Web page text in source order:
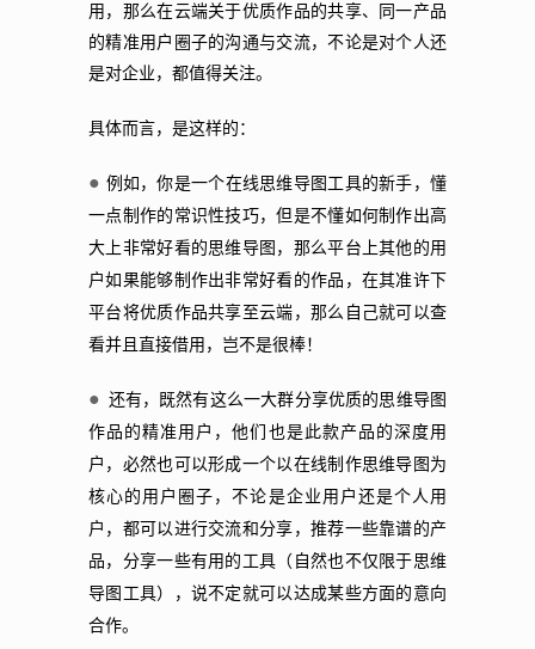
用，那么在云端关于优质作品的共享、同一产品
的精准用户圈子的沟通与交流，不论是对个人还
是对企业，都值得关注。
具体而言，是这样的：
● 例如，你是一个在线思维导图工具的新手，懂
一点制作的常识性技巧，但是不懂如何制作出高
大上非常好看的思维导图，那么平台上其他的用
户如果能够制作出非常好看的作品，在其准许下
平台将优质作品共享至云端，那么自己就可以查
看并且直接借用，岂不是很棒！
● 还有，既然有这么一大群分享优质的思维导图
作品的精准用户，他们也是此款产品的深度用
户，必然也可以形成一个以在线制作思维导图为
核心的用户圈子，不论是企业用户还是个人用
户，都可以进行交流和分享，推荐一些靠谱的产
品，分享一些有用的工具（自然也不仅限于思维
导图工具），说不定就可以达成某些方面的意向
合作。